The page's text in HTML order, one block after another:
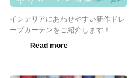
インテリアにあわせやすい新作ドレ
ープカーテンをご紹介します！